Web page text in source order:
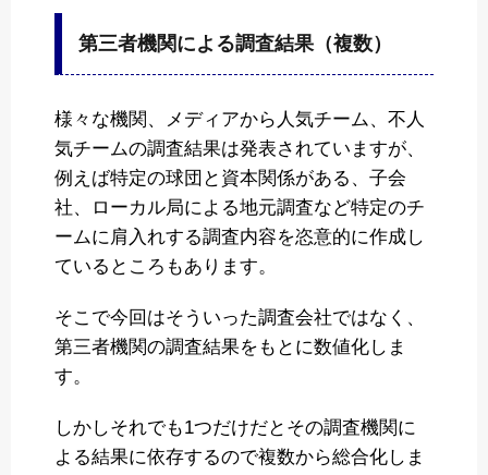
第三者機関による調査結果（複数）
様々な機関、メディアから人気チーム、不人
気チームの調査結果は発表されていますが、
例えば特定の球団と資本関係がある、子会
社、ローカル局による地元調査など特定のチ
ームに肩入れする調査内容を恣意的に作成し
ているところもあります。
そこで今回はそういった調査会社ではなく、
第三者機関の調査結果をもとに数値化しま
す。
しかしそれでも1つだけだとその調査機関に
よる結果に依存するので複数から総合化しま